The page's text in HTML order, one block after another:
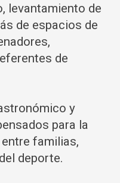
levantamiento de
de espacios de
de
y
para la
familias,
deporte.